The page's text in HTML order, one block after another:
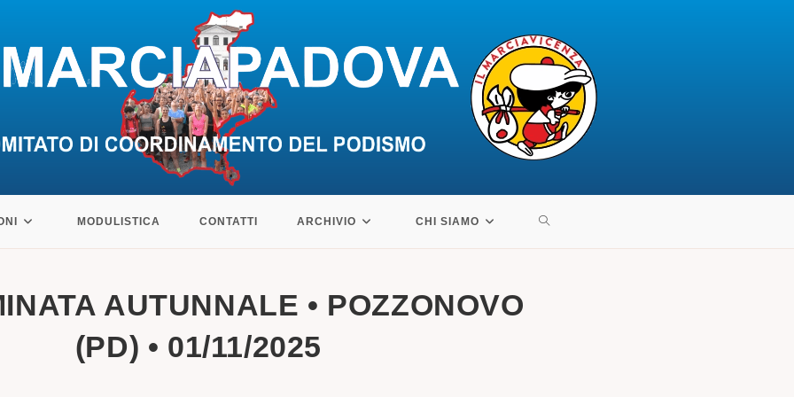
MODULISTICA CONTATTI ARCHIVIO CHI SIAMO ATTIVA/DISATTIVA
AUTUNNALE • POZZONOVO
(PD) • 01/11/2025